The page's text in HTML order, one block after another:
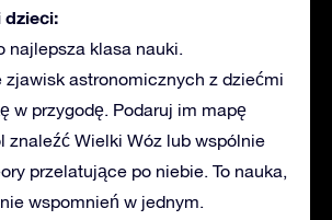
dzieci:
najlepsza klasa nauki.
zjawisk astronomicznych z dziećmi
w przygodę. Podaruj im mapę
znaleźć Wielki Wóz lub wspólnie
przelatujące po niebie. To nauka,
wspomnień w jednym.